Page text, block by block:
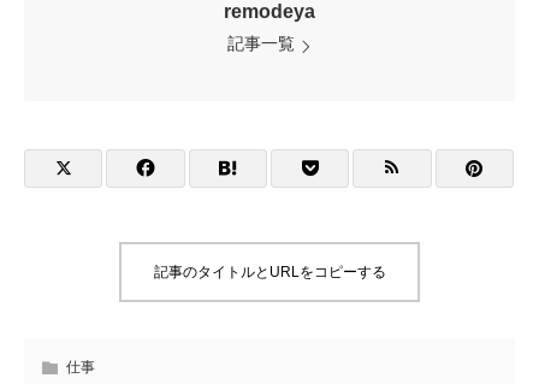
remodeya
記事一覧
記事のタイトルとURLをコピーする
仕事